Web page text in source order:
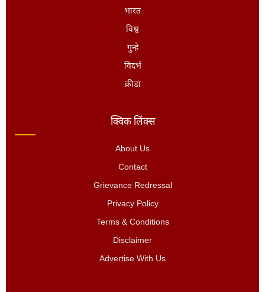
भारत
विश्व
गुन्हे
विदर्भ
क्रीडा
क्विक लिंक्स
About Us
Contact
Grievance Redressal
Privacy Policy
Terms & Conditions
Disclaimer
Advertise With Us